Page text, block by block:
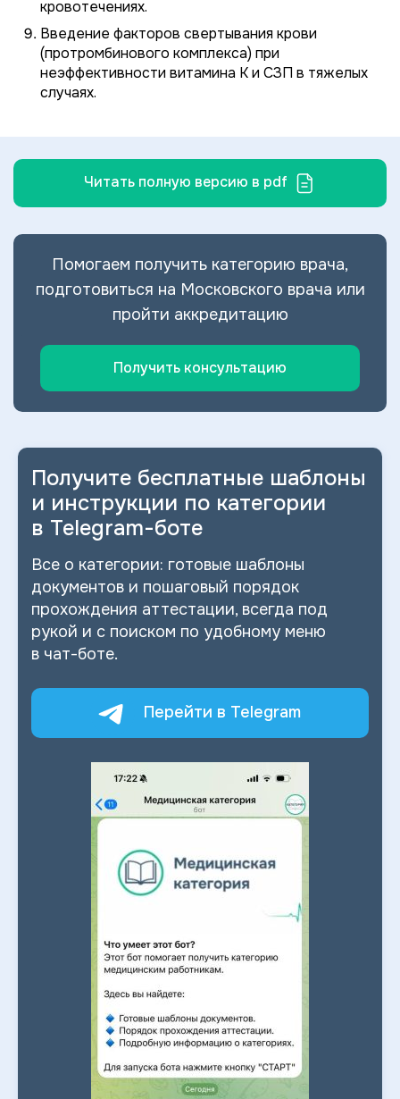
кровотечениях.
Введение факторов свертывания крови
(протромбинового комплекса) при
неэффективности витамина К и СЗП в тяжелых
случаях.
Читать полную версию в pdf
Помогаем получить категорию врача,
подготовиться на Московского врача или
пройти аккредитацию
Получить консультацию
Получите бесплатные шаблоны
и инструкции по категории
в Telegram-боте
Все о категории: готовые шаблоны
документов и пошаговый порядок
прохождения аттестации, всегда под
рукой и с поиском по удобному меню
в чат-боте.
Перейти в Telegram